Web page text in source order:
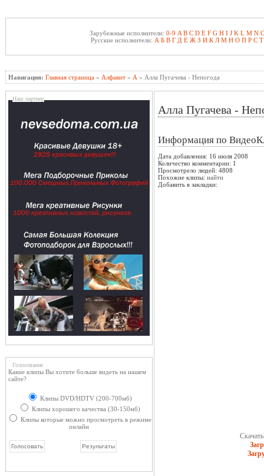
Зарубежные исполнители: 0-9 A B C D E F G H I J K L M N
Русские исполнители: А Б В Г Д Е Ж З И К Л М Н О П Р С Т
Навигация: Главная страница » Алфавит » А » Алла Пугачева - Непогода
Наш партнер
Голосование
Какие клипы Вы хотите больше видеть на нашем
сайте?
Клипы DVD/HDTV (200-700мб)
Клипы хорошего качества (30-150мб)
Клипы которые можно просмотреть в режиме
онлайн
Алла Пугачева -
Информация по
Дата добавления: 16 июля 2008
Количество комментарии: 1
Просмотрело людей: 4808
Похожие клипы: найти
Добавить в закладки: